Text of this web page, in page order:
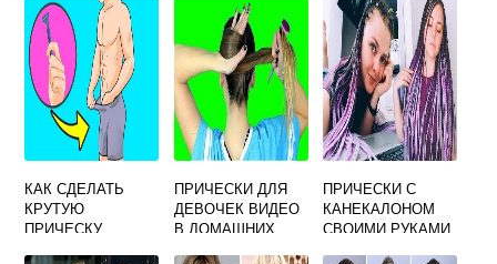
КАК СДЕЛАТЬ
КРУТУЮ
ПРИЧЕСКУ
ПРИЧЕСКИ ДЛЯ
ДЕВОЧЕК ВИДЕО
В ДОМАШНИХ
ПРИЧЕСКИ С
КАНЕКАЛОНОМ
СВОИМИ РУКАМИ